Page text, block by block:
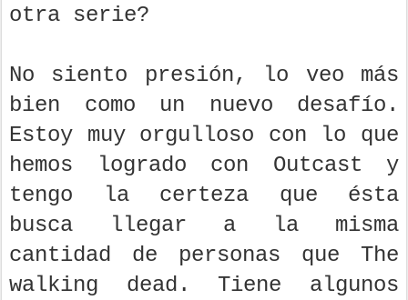
otra serie?
No siento presión, lo veo más
bien como un nuevo desafío.
Estoy muy orgulloso con lo que
hemos logrado con Outcast y
tengo la certeza que ésta
busca llegar a la misma
cantidad de personas que The
walking dead. Tiene algunos